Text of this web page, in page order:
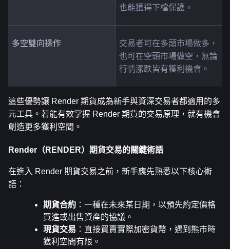
也能獲得下檔保護。
多空雙向操作
交易者可在多頭市場做多，
也可在空頭市場做空，無論
行情漲跌皆有獲利機會。
這些優勢讓 Render 期貨成為新手與資深交易者都適用的多
元工具。若能有效掌握 Render 期貨的交易原理，就有機會
創造更多獲利空間。
Render（RENDER）期貨交易的關鍵術語
在進入 Render 期貨交易之前，新手應先熟悉以下核心術
語：
期貨合約 ：一種在未來某日期，以預先約定價格
買進或出售資產的協議。
現貨交易 ：直接買賣實際加密貨幣，遇到熊市時
獲利空間有限。